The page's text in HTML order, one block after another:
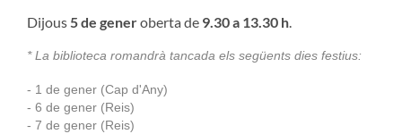
Dijous5 de generoberta de 9.30 a 13.30 h.
* La biblioteca romandrà tancada els següents dies festius:
- 1 de gener (Cap d'Any)
- 6 de gener (Reis)
- 7 de gener (Reis)